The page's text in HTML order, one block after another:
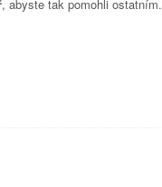
, abyste tak pomohli ostatním.